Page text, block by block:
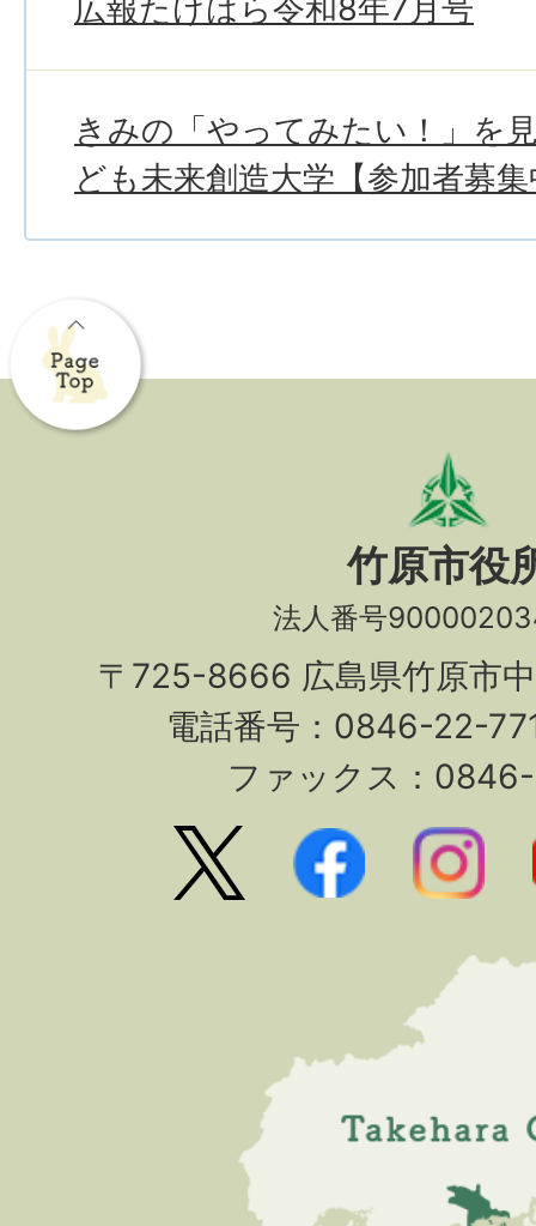
広報たけはら令和8年7月号
きみの「やってみたい！」を
ども未来創造大学【参加者募
竹原市役
法人番号
〒725-8666 広島県竹原市
電話番号：0846-22-
ファックス：